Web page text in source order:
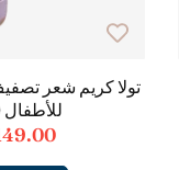
تولا كريم شعر
للأطفال 120 مل - Tola